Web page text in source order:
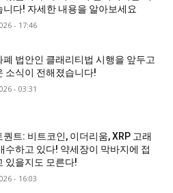
니다! 자세한 내용을 알아보세요
- 17:46
폐 법안인 클래리티법 시행을 앞두고
소식이 전해졌습니다!
- 03:31
퀀트: 비트코인, 이더리움, XRP 고래
수하고 있다! 약세장이 막바지에 접
있을지도 모른다!
- 16:03